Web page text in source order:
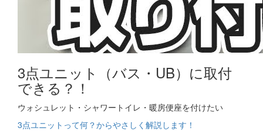
3点ユニット（バス・UB）に取付
できる？！
ウォシュレット・シャワートイレ・暖房便座を付けたい
3点ユニットって何？からやさしく解説します！